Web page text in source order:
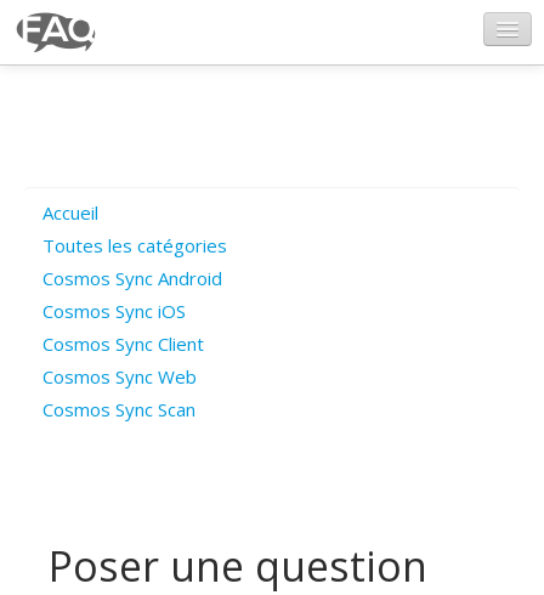
Poser une question
Questions ouvertes
Connexion
Accueil
Toutes les catégories
Cosmos Sync Android
Cosmos Sync iOS
Cosmos Sync Client
Cosmos Sync Web
Cosmos Sync Scan
Poser une question